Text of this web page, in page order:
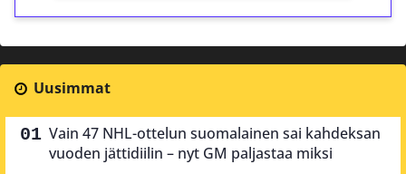
Uusimmat
Vain 47 NHL-ottelun suomalainen sai kahdeksan
vuoden jättidiilin – nyt GM paljastaa miksi